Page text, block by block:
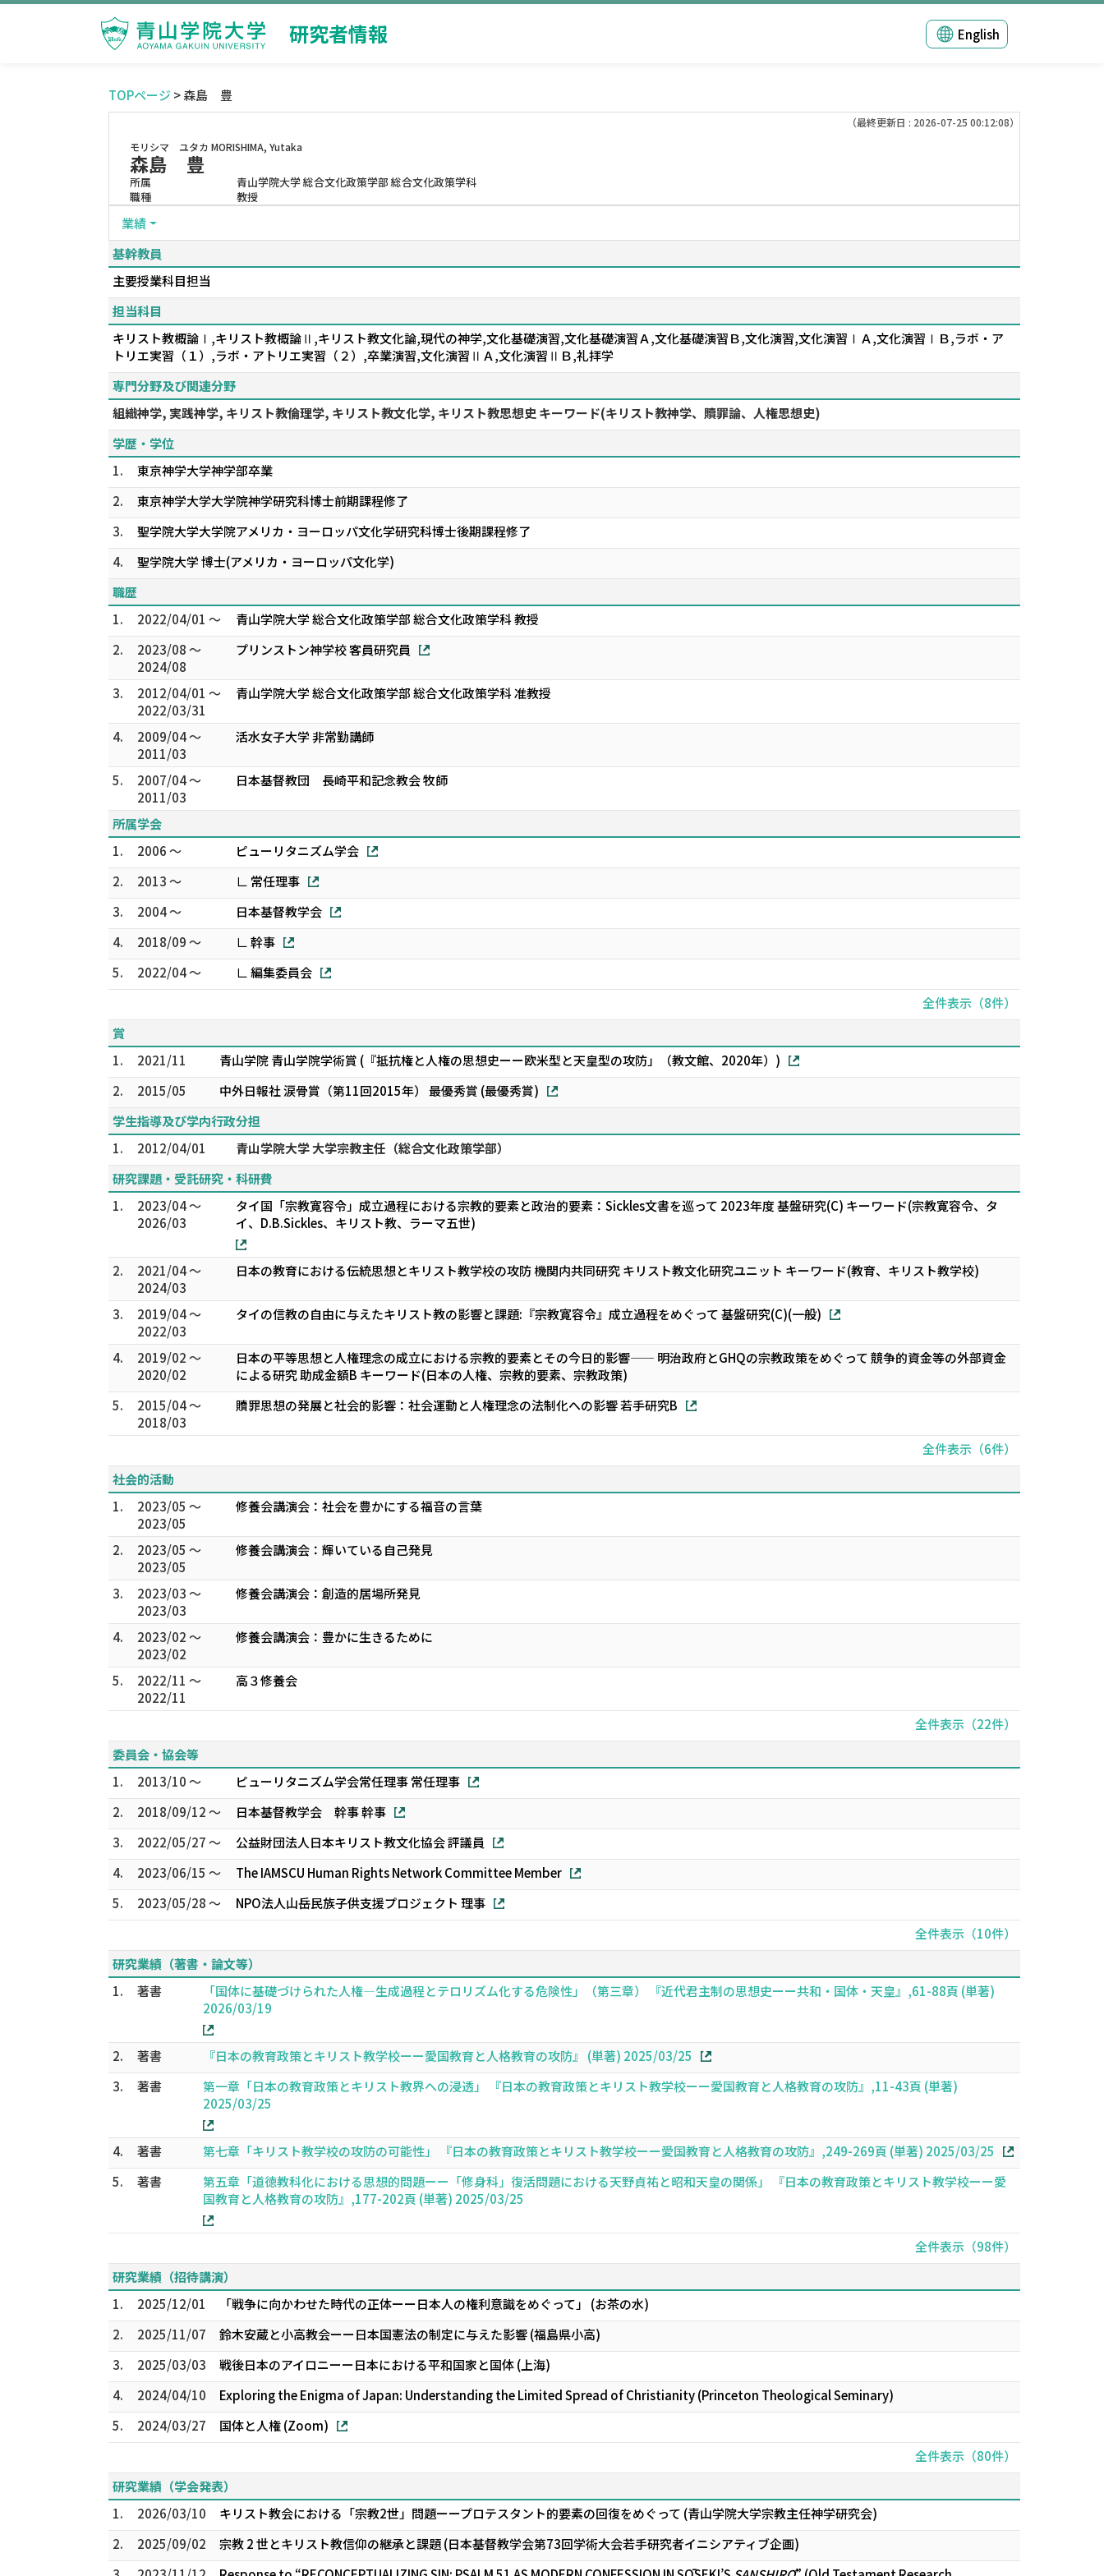
研究者情報 English
TOPページ > 森島 豊
（最終更新日 : 2026-07-25 00:12:08）
モリシマ ユタカ MORISHIMA, Yutaka
森島 豊
所属
青山学院大学 総合文化政策学部 総合文化政策学科
職種
教授
業績
基幹教員
主要授業科目担当
担当科目
キリスト教概論Ⅰ,キリスト教概論Ⅱ,キリスト教文化論,現代の神学,文化基礎演習,文化基礎演習Ａ,文化基礎演習Ｂ,文化演習,文化演習ⅠＡ,文化演習ⅠＢ,ラボ・ア
トリエ実習（１）,ラボ・アトリエ実習（２）,卒業演習,文化演習ⅡＡ,文化演習ⅡＢ,礼拝学
専門分野及び関連分野
組織神学, 実践神学, キリスト教倫理学, キリスト教文化学, キリスト教思想史 キーワード(キリスト教神学、贖罪論、人権思想史)
学歴・学位
1.
東京神学大学神学部卒業
2.
東京神学大学大学院神学研究科博士前期課程修了
3.
聖学院大学大学院アメリカ・ヨーロッパ文化学研究科博士後期課程修了
4.
聖学院大学 博士(アメリカ・ヨーロッパ文化学)
職歴
1.
2022/04/01 ～
青山学院大学 総合文化政策学部 総合文化政策学科 教授
2.
2023/08 ～
2024/08
プリンストン神学校 客員研究員
3.
2012/04/01 ～
2022/03/31
青山学院大学 総合文化政策学部 総合文化政策学科 准教授
4.
2009/04 ～
2011/03
活水女子大学 非常勤講師
5.
2007/04 ～
2011/03
日本基督教団 長崎平和記念教会 牧師
所属学会
1.
2006 ～
ピューリタニズム学会
2.
2013 ～
∟ 常任理事
3.
2004 ～
日本基督教学会
4.
2018/09 ～
∟ 幹事
5.
2022/04 ～
∟ 編集委員会
全件表示（8件）
賞
1.
2021/11
青山学院 青山学院学術賞 (『抵抗権と人権の思想史ーー欧米型と天皇型の攻防」（教文館、2020年）)
2.
2015/05
中外日報社 涙骨賞（第11回2015年） 最優秀賞 (最優秀賞)
学生指導及び学内行政分担
1.
2012/04/01
青山学院大学 大学宗教主任（総合文化政策学部）
研究課題・受託研究・科研費
1.
2023/04 ～
2026/03
タイ国「宗教寛容令」成立過程における宗教的要素と政治的要素：Sickles文書を巡って 2023年度 基盤研究(C) キーワード(宗教寛容令、タ
イ、D.B.Sickles、キリスト教、ラーマ五世)
2.
2021/04 ～
2024/03
日本の教育における伝統思想とキリスト教学校の攻防 機関内共同研究 キリスト教文化研究ユニット キーワード(教育、キリスト教学校)
3.
2019/04 ～
2022/03
タイの信教の自由に与えたキリスト教の影響と課題:『宗教寛容令』成立過程をめぐって 基盤研究(C)(一般)
4.
2019/02 ～
2020/02
日本の平等思想と人権理念の成立における宗教的要素とその今日的影響—— 明治政府とGHQの宗教政策をめぐって 競争的資金等の外部資金
による研究 助成金額B キーワード(日本の人権、宗教的要素、宗教政策)
5.
2015/04 ～
2018/03
贖罪思想の発展と社会的影響：社会運動と人権理念の法制化への影響 若手研究B
全件表示（6件）
社会的活動
1.
2023/05 ～
2023/05
修養会講演会：社会を豊かにする福音の言葉
2.
2023/05 ～
2023/05
修養会講演会：輝いている自己発見
3.
2023/03 ～
2023/03
修養会講演会：創造的居場所発見
4.
2023/02 ～
2023/02
修養会講演会：豊かに生きるために
5.
2022/11 ～
2022/11
高３修養会
全件表示（22件）
委員会・協会等
1.
2013/10 ～
ピューリタニズム学会常任理事 常任理事
2.
2018/09/12 ～
日本基督教学会 幹事 幹事
3.
2022/05/27 ～
公益財団法人日本キリスト教文化協会 評議員
4.
2023/06/15 ～
The IAMSCU Human Rights Network Committee Member
5.
2023/05/28 ～
NPO法人山岳民族子供支援プロジェクト 理事
全件表示（10件）
研究業績（著書・論文等）
1.
著書
「国体に基礎づけられた人権―生成過程とテロリズム化する危険性」（第三章） 『近代君主制の思想史ーー共和・国体・天皇』,61-88頁 (単著)
2026/03/19
2. 著書
『日本の教育政策とキリスト教学校ーー愛国教育と人格教育の攻防』 (単著) 2025/03/25
3.
著書
第一章「日本の教育政策とキリスト教界への浸透」 『日本の教育政策とキリスト教学校ーー愛国教育と人格教育の攻防』,11-43頁 (単著)
2025/03/25
4. 著書
第七章「キリスト教学校の攻防の可能性」 『日本の教育政策とキリスト教学校ーー愛国教育と人格教育の攻防』,249-269頁 (単著) 2025/03/25
5.
著書
第五章「道徳教科化における思想的問題ーー「修身科」復活問題における天野貞祐と昭和天皇の関係」 『日本の教育政策とキリスト教学校ーー愛
国教育と人格教育の攻防』,177-202頁 (単著) 2025/03/25
全件表示（98件）
研究業績（招待講演）
1.
2025/12/01
「戦争に向かわせた時代の正体ーー日本人の権利意識をめぐって」 (お茶の水)
2.
2025/11/07
鈴木安蔵と小高教会ーー日本国憲法の制定に与えた影響 (福島県小高)
3.
2025/03/03
戦後日本のアイロニーー日本における平和国家と国体 (上海)
4.
2024/04/10
Exploring the Enigma of Japan: Understanding the Limited Spread of Christianity (Princeton Theological Seminary)
5.
2024/03/27
国体と人権 (Zoom)
全件表示（80件）
研究業績（学会発表）
1.
2026/03/10
キリスト教会における「宗教2世」問題ーープロテスタント的要素の回復をめぐって (青山学院大学宗教主任神学研究会)
2.
2025/09/02
宗教 2 世とキリスト教――信仰の継承と課題―― (日本基督教学会第73回学術大会若手研究者イニシアティブ企画)